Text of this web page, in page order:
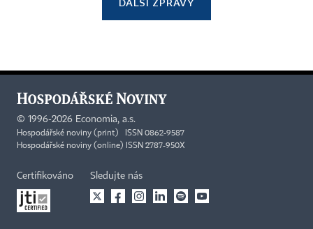
© 1996-2026 Economia, a.s.
Hospodářské noviny (print) ISSN 0862-9587
Hospodářské noviny (online) ISSN 2787-950X
Certifikováno Sledujte nás